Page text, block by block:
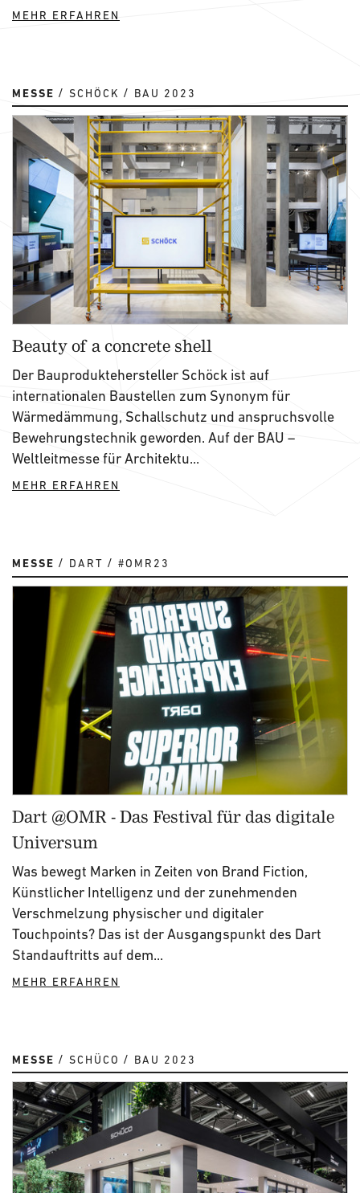
MEHR ERFAHREN
MESSE SCHÖCK BAU 2023
Beauty of a concrete shell
Der Bauproduktehersteller Schöck ist auf
internationalen Baustellen zum Synonym für
Wärmedämmung, Schallschutz und anspruchsvolle
Bewehrungstechnik geworden. Auf der BAU –
Weltleitmesse für Architektu...
MEHR ERFAHREN
MESSE DART #OMR23
Dart @OMR - Das Festival für das digitale
Universum
Was bewegt Marken in Zeiten von Brand Fiction,
Künstlicher Intelligenz und der zunehmenden
Verschmelzung physischer und digitaler
Touchpoints? Das ist der Ausgangspunkt des Dart
Standauftritts auf dem...
MEHR ERFAHREN
MESSE SCHÜCO BAU 2023